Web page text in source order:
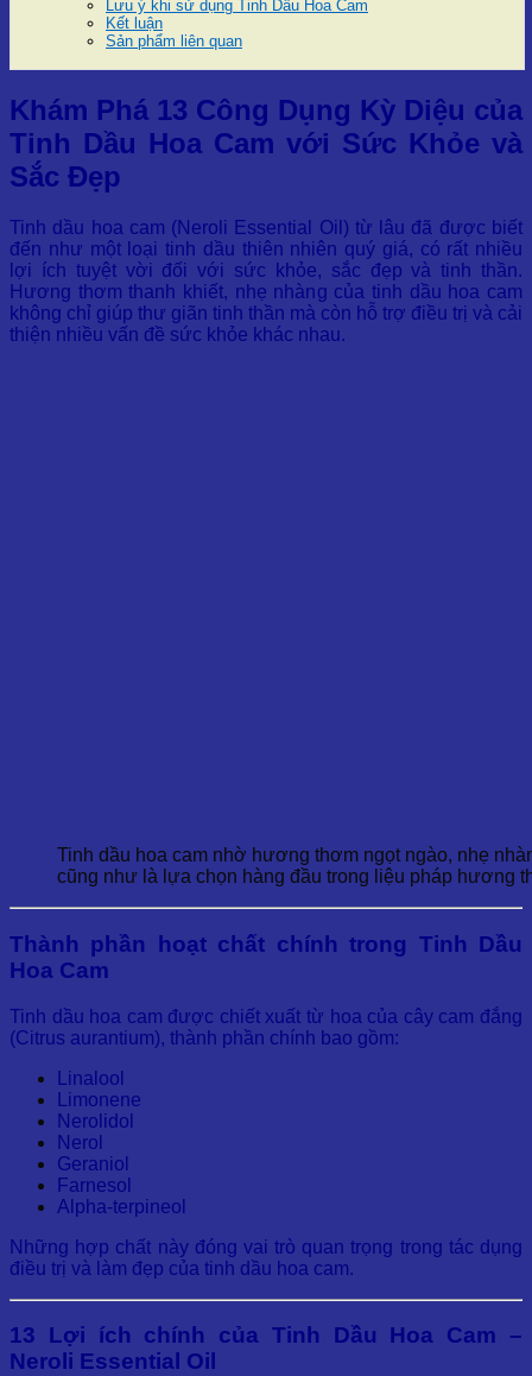
Lưu ý khi sử dụng Tinh Dầu Hoa Cam
Kết luận
Sản phẩm liên quan
Khám Phá 13 Công Dụng Kỳ Diệu của
Tinh Dầu Hoa Cam với Sức Khỏe và
Sắc Đẹp
Tinh dầu hoa cam (Neroli Essential Oil) từ lâu đã được biết
đến như một loại tinh dầu thiên nhiên quý giá, có rất nhiều
lợi ích tuyệt vời đối với sức khỏe, sắc đẹp và tinh thần.
Hương thơm thanh khiết, nhẹ nhàng của tinh dầu hoa cam
không chỉ giúp thư giãn tinh thần mà còn hỗ trợ điều trị và cải
thiện nhiều vấn đề sức khỏe khác nhau.
Tinh dầu hoa cam nhờ hương thơm ngọt ngào, nhẹ
cũng như là lựa chọn hàng đầu trong liệu pháp hương
Thành phần hoạt chất chính trong Tinh Dầu
Hoa Cam
Tinh dầu hoa cam được chiết xuất từ hoa của cây cam đắng
(Citrus aurantium), thành phần chính bao gồm:
Linalool
Limonene
Nerolidol
Nerol
Geraniol
Farnesol
Alpha-terpineol
Những hợp chất này đóng vai trò quan trọng trong tác dụng
điều trị và làm đẹp của tinh dầu hoa cam.
13 Lợi ích chính của Tinh Dầu Hoa Cam –
Neroli Essential Oil